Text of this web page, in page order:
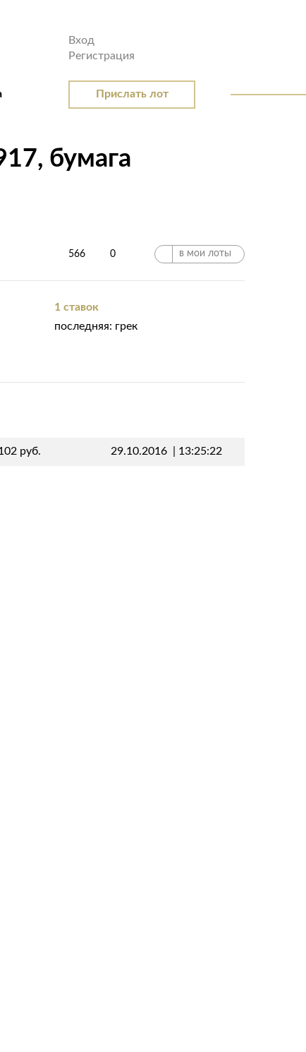
Вход
Регистрация
Прислать лот
бумага
566 0 в мои лоты
1 ставок
последняя: грек
руб. 29.10.2016 13:25:22